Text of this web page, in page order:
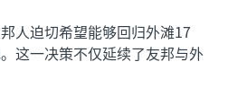
人迫切希望能够回归外滩17
这一决策不仅延续了友邦与外